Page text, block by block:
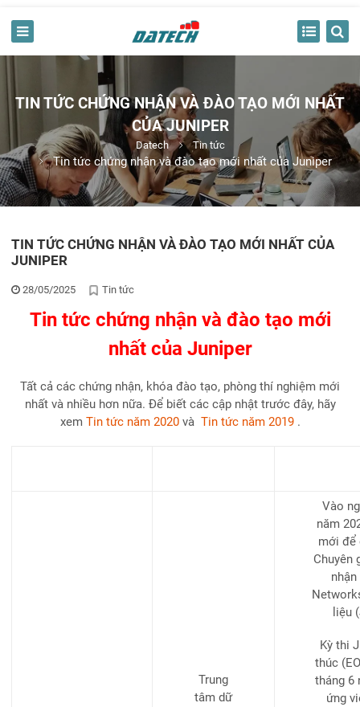
TIN TỨC CHỨNG NHẬN VÀ ĐÀO TẠO MỚI NHẤT
CỦA JUNIPER
Datech Tin tức
Tin tức chứng nhận và đào tạo mới nhất của Juniper
TIN TỨC CHỨNG NHẬN VÀ ĐÀO TẠO MỚI NHẤT CỦA
JUNIPER
28/05/2025 Tin tức
Tin tức chứng nhận và đào tạo mới
nhất của Juniper
Tất cả các chứng nhận, khóa đào tạo, phòng thí nghiệm mới
nhất và nhiều hơn nữa. Để biết các cập nhật trước đây, hãy
xem Tin tức năm 2020và Tin tức năm 2019.
Trung
tâm dữ
Vào
năm
mới để
Chuyên
liệu
Kỳ thi
thúc
tháng 6
ứng